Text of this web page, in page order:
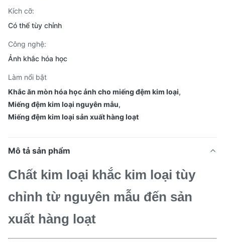
Kích cỡ:
Có thể tùy chỉnh
Công nghệ:
Ảnh khắc hóa học
Làm nổi bật
Khắc ăn mòn hóa học ảnh cho miếng đệm kim loại,
Miếng đệm kim loại nguyên mẫu,
Miếng đệm kim loại sản xuất hàng loạt
Mô tả sản phẩm
Chất kim loại khắc kim loại tùy
chỉnh từ nguyên mẫu đến sản
xuất hàng loạt